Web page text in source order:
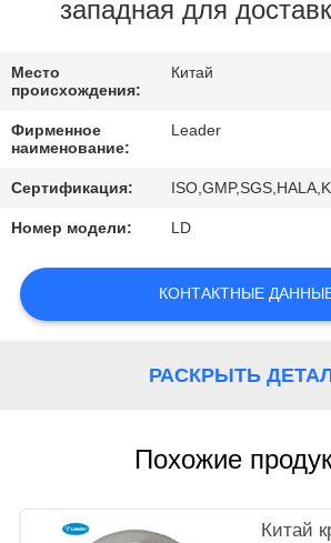
КОНТРОЛЬ
СВЯЖИТЕСЬ
С
НАМИ
НОВОСТИ
КАРТА
УЕДИНЕНИЯ
западная для
Место
происхождения:
Китай
Фирменное
наименование:
Leader
Сертификация:
Номер модели: LD
КОНТАКТНЫЕ
РАСКРЫТЬ
Похожие
Китай